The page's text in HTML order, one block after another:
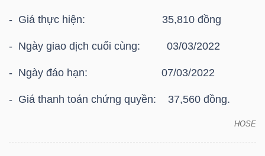
- Giá thực hiện: 35,810 đồng
- Ngày giao dịch cuối cùng: 03/03/2022
- Ngày đáo hạn: 07/03/2022
- Giá thanh toán chứng quyền: 37,560 đồng.
HOSE
HÓA
KINH